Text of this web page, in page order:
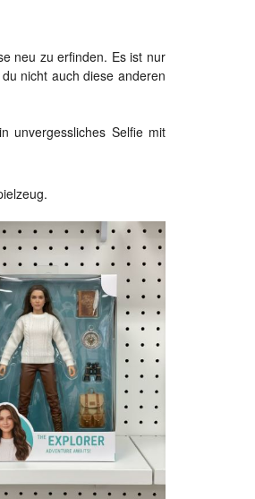
neu zu erfinden. Es ist nur
nicht auch diese anderen
unvergessliches Selfie mit